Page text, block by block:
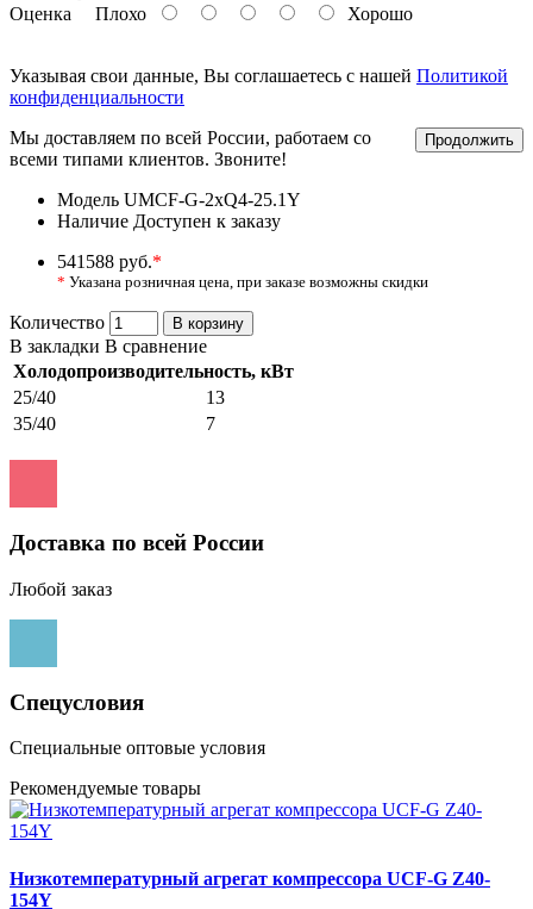
Оценка Плохо Хорошо
Указывая свои данные, Вы соглашаетесь с нашей Политикой
конфиденциальности
Продолжить
Мы доставляем по всей России, работаем со
всеми типами клиентов. Звоните!
Модель UMCF-G-2xQ4-25.1Y
Наличие Доступен к заказу
541588 руб.*
* Указана розничная цена, при заказе возможны скидки
Количество В корзину
В закладки В сравнение
Холодопроизводительность, кВт
25/40
13
35/40
7
Доставка по всей России
Любой заказ
Спецусловия
Специальные оптовые условия
Рекомендуемые товары
Низкотемпературный агрегат компрессора UCF-G Z40-
154Y